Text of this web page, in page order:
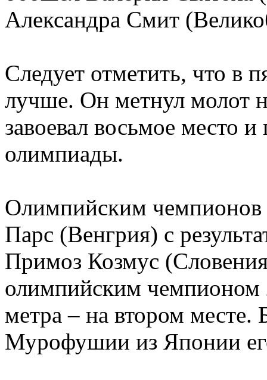
Александра Смит
Следует отметить, что в
лучше. Он метнул молот
завоевал восьмое место
олимпиады.
Олимпийским чемпионов
Парс (Венгрия) с
Примоз Козмус
олимпийским чемпионом
метра – на втором месте.
Мурофушии из Японии